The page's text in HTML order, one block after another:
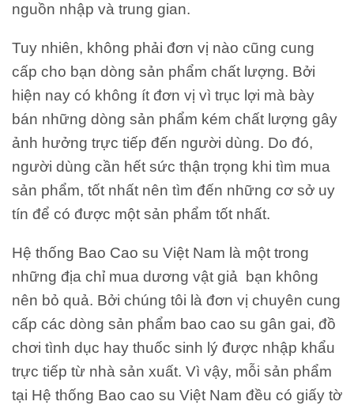
nguồn nhập và trung gian.
Tuy nhiên, không phải đơn vị nào cũng cung
cấp cho bạn dòng sản phẩm chất lượng. Bởi
hiện nay có không ít đơn vị vì trục lợi mà bày
bán những dòng sản phẩm kém chất lượng gây
ảnh hưởng trực tiếp đến người dùng. Do đó,
người dùng cần hết sức thận trọng khi tìm mua
sản phẩm, tốt nhất nên tìm đến những cơ sở uy
tín để có được một sản phẩm tốt nhất.
Hệ thống Bao Cao su Việt Nam là một trong
những địa chỉ mua dương vật giả bạn không
nên bỏ quả. Bởi chúng tôi là đơn vị chuyên cung
cấp các dòng sản phẩm bao cao su gân gai, đồ
chơi tình dục hay thuốc sinh lý được nhập khẩu
trực tiếp từ nhà sản xuất. Vì vậy, mỗi sản phẩm
tại Hệ thống Bao cao su Việt Nam đều có giấy tờ